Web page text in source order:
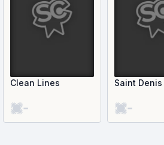
Clean Lines
-
Saint Denis
-